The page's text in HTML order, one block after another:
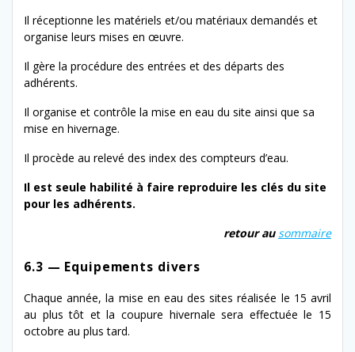
Il récep­tionne les matériels et/​ou matéri­aux demandés et
organ­ise leurs mis­es en œuvre.
Il gère la procé­dure des entrées et des départs des
adhérents.
Il organ­ise et con­trôle la mise en eau du site ain­si que sa
mise en hivernage.
Il procède au relevé des index des comp­teurs d’eau.
Il est seule habil­ité à faire repro­duire les clés du site
pour les adhérents.
retour au som­maire
6.3 — Equipements divers
Chaque année, la mise en eau des sites réal­isée le 15 avril
au plus tôt et la coupure hiver­nale sera effec­tuée le 15
octo­bre au plus tard.